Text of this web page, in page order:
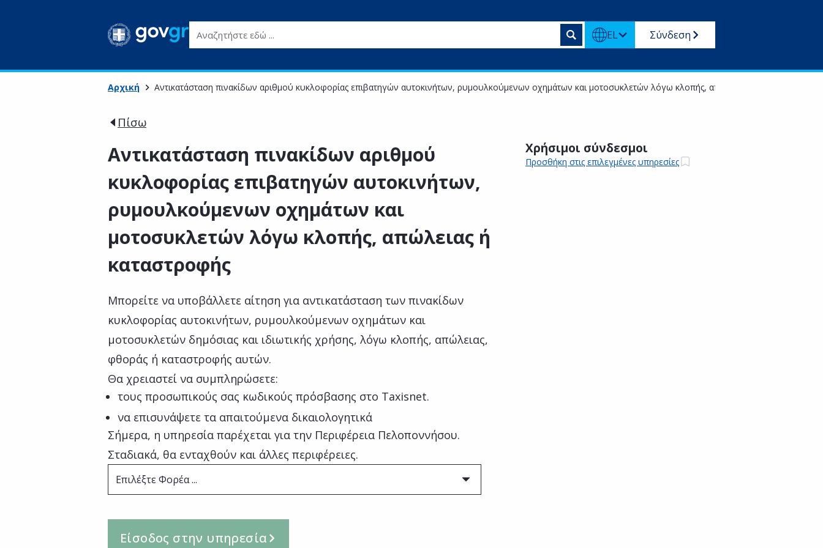
Αναζητήστε εδώ ... EL Σύνδεση
Αρχική Αντικατάσταση πινακίδων αριθμού κυκλοφορίας επιβατηγών αυτοκινήτων, ρυμουλκούμενων οχημάτων και μοτοσυκλετών λόγω κλοπής, απώλειας ή καταστροφής
Πίσω
Αντικατάσταση πινακίδων αριθμού
κυκλοφορίας επιβατηγών αυτοκινήτων,
ρυμουλκούμενων οχημάτων και
μοτοσυκλετών λόγω κλοπής, απώλειας ή
καταστροφής
Μπορείτε να υποβάλλετε αίτηση για αντικατάσταση των πινακίδων
κυκλοφορίας αυτοκινήτων, ρυμουλκούμενων οχημάτων και
μοτοσυκλετών δημόσιας και ιδιωτικής χρήσης, λόγω κλοπής, απώλειας,
φθοράς ή καταστροφής αυτών.
Θα χρειαστεί να συμπληρώσετε:
τους προσωπικούς σας κωδικούς πρόσβασης στο Taxisnet.
να επισυνάψετε τα απαιτούμενα δικαιολογητικά
Σήμερα, η υπηρεσία παρέχεται για την Περιφέρεια Πελοποννήσου.
Σταδιακά, θα ενταχθούν και άλλες περιφέρειες.
Επιλέξτε Φορέα ...
Είσοδος στην υπηρεσία
Χρήσιμοι σύνδεσμοι
Προσθήκη στις επιλεγμένες υπηρεσίες